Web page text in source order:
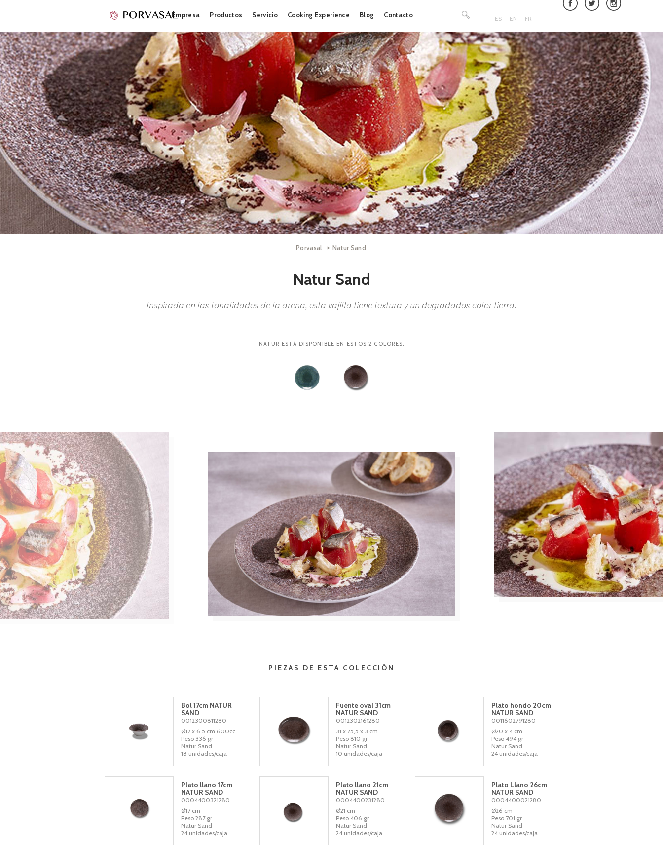
to
Empresa Productos Servicio Cooking Experience Blog Contacto ES EN FR
Porvasal > Natur Sand
Natur Sand
Inspirada en las tonalidades de la arena, esta vajilla tiene textura y un degradados color tierra.
NATUR ESTÁ DISPONIBLE EN ESTOS 2 COLORES:
PIEZAS DE ESTA COLECCIÓN
Bol 17cm NATUR
SAND
0012300811280
Ø17 x 6,5 cm 600cc
Peso 336 gr
Natur Sand
18 unidades/caja
Fuente oval 31cm
NATUR SAND
0012302161280
31 x 25,5 x 3 cm
Peso 810 gr
Natur Sand
10 unidades/caja
Plato hondo 20cm
NATUR SAND
0011602791280
Ø20 x 4 cm
Peso 494 gr
Natur Sand
24 unidades/caja
Plato llano 17cm
NATUR SAND
0004400321280
Ø17 cm
Peso 287 gr
Natur Sand
24 unidades/caja
Plato llano 21cm
NATUR SAND
0004400231280
Ø21 cm
Peso 406 gr
Natur Sand
24 unidades/caja
Plato Llano 26cm
NATUR SAND
0004400021280
Ø26 cm
Peso 701 gr
Natur Sand
24 unidades/caja